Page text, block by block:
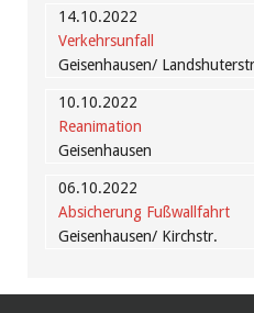
14.10.2022
Verkehrsunfall
Geisenhausen/
10.10.2022
Reanimation
Geisenhausen
06.10.2022
Absicherung Fußwallfahrt
Geisenhausen/ Kirchstr.